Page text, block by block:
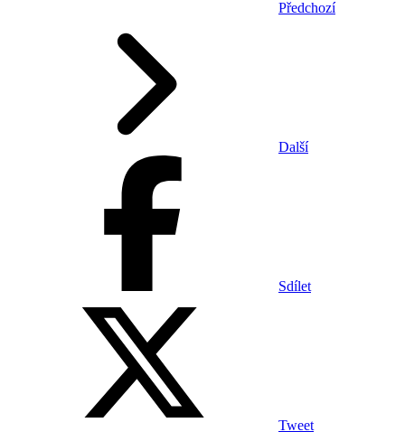
Předchozí
Další
Sdílet
Tweet